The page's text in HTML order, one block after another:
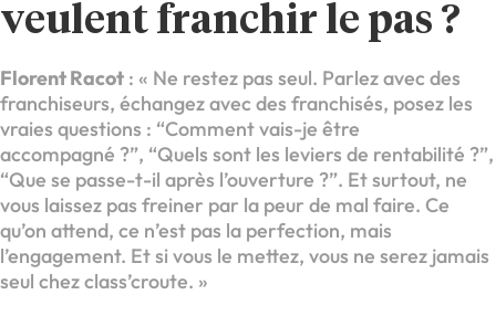
veulent franchir le pas ?
Florent Racot : « Ne restez pas seul. Parlez avec des
franchiseurs, échangez avec des franchisés, posez les
vraies questions : “Comment vais-je être
accompagné ?”, “Quels sont les leviers de rentabilité ?”,
“Que se passe-t-il après l’ouverture ?”. Et surtout, ne
vous laissez pas freiner par la peur de mal faire. Ce
qu’on attend, ce n’est pas la perfection, mais
l’engagement. Et si vous le mettez, vous ne serez jamais
seul chez class’croute. »